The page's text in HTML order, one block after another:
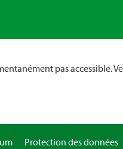
pas accessible.
Protection des données